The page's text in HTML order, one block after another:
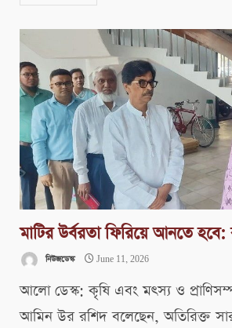
মাটির উর্বরতা ফিরিয়ে আনতে হবে:
নিউজডেস্ক June 11, 2026
আলো ডেস্ক: কৃষি এবং মৎস্য ও
আমিন উর রশিদ বলেছেন, অতিরিক্ত